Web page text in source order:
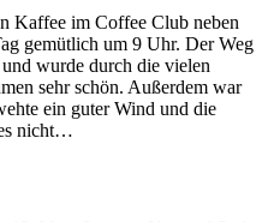
Kaffee im Coffee Club neben
gemütlich um 9 Uhr. Der Weg
wurde durch die vielen
sehr schön. Außerdem war
ein guter Wind und die
nicht…